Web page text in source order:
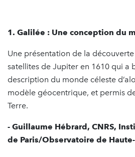
1. Galilée : Une conception du
Une présentation de la
satellites de Jupiter en 1610 qui a
description du monde céleste
modèle géocentrique, et permis
Terre.
- Guillaume Hébrard, CNRS,
de Paris/Observatoire de